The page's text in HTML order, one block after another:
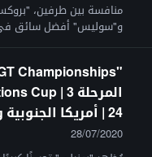
منافسة بين طرفين، "بروكس"
و"سوليس" أفضل سائق في
24 | أمريكا الجنوبية والوسطى
28/07/2020